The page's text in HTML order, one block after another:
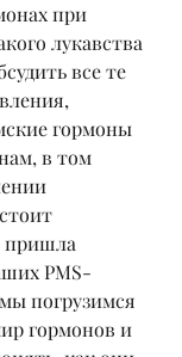
при
лукавства
все те
гормоны
в том
пришла
PMS-
погрузимся
гормонов и